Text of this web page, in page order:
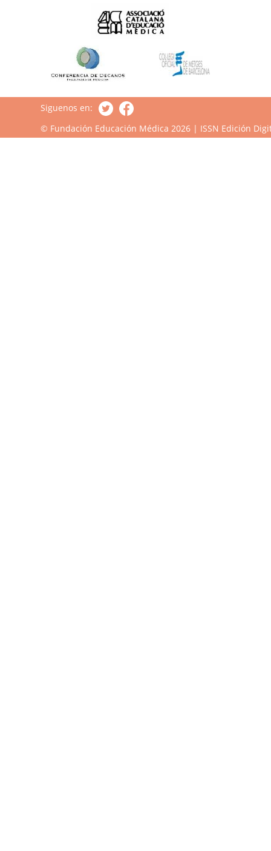
Siguenos en:
© Fundación Educación Médica 2026 | ISSN Edición